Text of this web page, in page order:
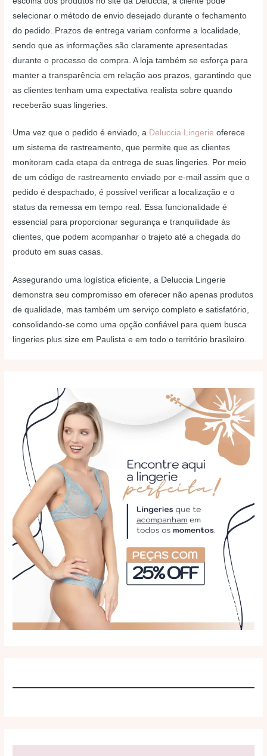
selecionar o método de envio desejado durante o fechamento
do pedido. Prazos de entrega variam conforme a localidade,
sendo que as informações são claramente apresentadas
durante o processo de compra. A loja também se esforça para
manter a transparência em relação aos prazos, garantindo que
as clientes tenham uma expectativa realista sobre quando
receberão suas lingeries.
Uma vez que o pedido é enviado, a Deluccia Lingerie oferece
um sistema de rastreamento, que permite que as clientes
monitoram cada etapa da entrega de suas lingeries. Por meio
de um código de rastreamento enviado por e-mail assim que o
pedido é despachado, é possível verificar a localização e o
status da remessa em tempo real. Essa funcionalidade é
essencial para proporcionar segurança e tranquilidade às
clientes, que podem acompanhar o trajeto até a chegada do
produto em suas casas.
Assegurando uma logística eficiente, a Deluccia Lingerie
demonstra seu compromisso em oferecer não apenas produtos
de qualidade, mas também um serviço completo e satisfatório,
consolidando-se como uma opção confiável para quem busca
lingeries plus size em Paulista e em todo o território brasileiro.